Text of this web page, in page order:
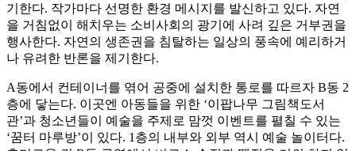
기한다. 작가마다 선명한 환경 메시지를 발신하고 있다. 자연
을 거침없이 해치우는 소비사회의 광기에 사려 깊은 거부권을
행사한다. 자연의 생존권을 침탈하는 일상의 풍속에 예리하거
나 유려한 반론을 제기한다.
A동에서 컨테이너를 엮어 공중에 설치한 통로를 따르자 B동 2
층에 닿는다. 이곳엔 아동들을 위한 ‘이팝나무 그림책도서
관’과 청소년들이 예술을 주제로 맘껏 이벤트를 펼칠 수 있는
‘꿈터 마루방’이 있다. 1층의 내부와 외부 역시 예술 놀이터다.